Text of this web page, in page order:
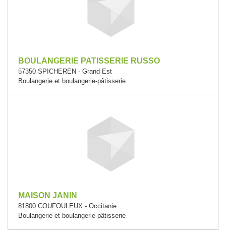
BOULANGERIE PATISSERIE RUSSO
57350 SPICHEREN - Grand Est
Boulangerie et boulangerie-pâtisserie
MAISON JANIN
81800 COUFOULEUX - Occitanie
Boulangerie et boulangerie-pâtisserie